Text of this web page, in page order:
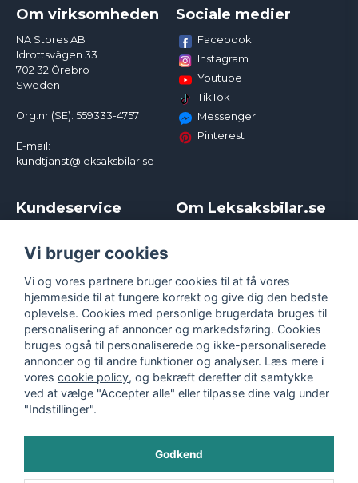
Om virksomheden
NA Stores AB
Idrottsvägen 33
702 32 Örebro
Sweden
Org.nr (SE): 559333-4757
E-mail:
kundtjanst@leksaksbilar.se
Sociale medier
Facebook
Instagram
Youtube
TikTok
Messenger
Pinterest
Kundeservice
Kampagner og rabatter
Reklamation
Policy chase cars
Returnera
Logga in
Om Leksaksbilar.se
Handelsbetingelser
Persondatapolitik
Cookies
Vi bruger cookies
Vi og vores partnere bruger cookies til at få vores
hjemmeside til at fungere korrekt og give dig den bedste
oplevelse. Cookies med personlige brugerdata bruges til
personalisering af annoncer og markedsføring. Cookies
bruges også til personaliserede og ikke-personaliserede
annoncer og til andre funktioner og analyser. Læs mere i
vores cookie policy, og bekræft derefter dit samtykke
ved at vælge "Accepter alle" eller tilpasse dine valg under
"Indstillinger".
Godkend